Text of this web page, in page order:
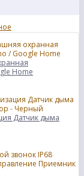
Home
Датчик дыма